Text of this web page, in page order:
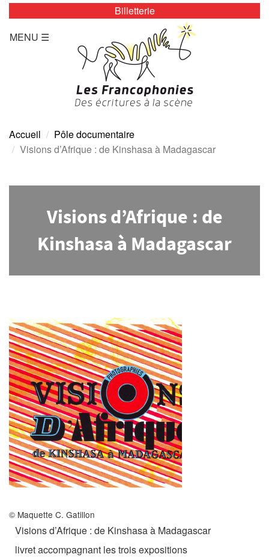
LES ZÉBRURES
Programmation/Calendrier
Presse
Tarifs
Archives
TOUTE L’ANNÉE
Programmation/calendrier
MAISON DES AUTEURS·RICES
Présentation
Les résidences
Prix littéraires
Auteurs en résidence
ACTIONS CULTURELLES
Les actions
PÔLE DOCUMENTAIRE
Les Zébrures d’automne
Billetterie
MENU ☰
Accueil
Pôle documentaire
Visions d’Afrique : de Kinshasa à Madagascar
Visions d’Afrique : de
Kinshasa à Madagascar
© Maquette C. Gatillon
Visions d’Afrique : de Kinshasa à Madagascar
livret accompagnant les trois expositions